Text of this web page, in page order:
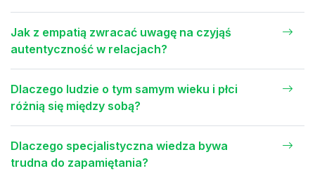
Jak z empatią zwracać uwagę na czyjąś
autentyczność w relacjach?
Dlaczego ludzie o tym samym wieku i płci
różnią się między sobą?
Dlaczego specjalistyczna wiedza bywa
trudna do zapamiętania?